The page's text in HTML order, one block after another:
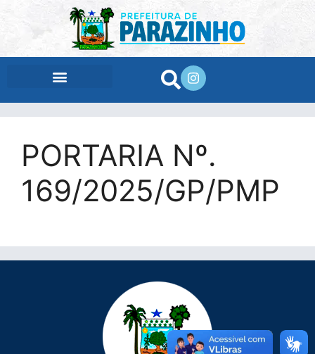
PORTARIA Nº.
169/2025/GP/PMP